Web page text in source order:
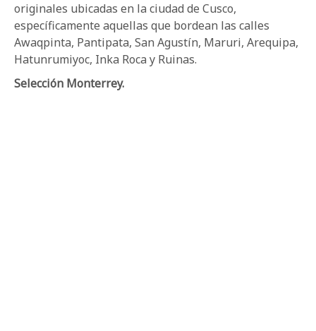
originales ubicadas en la ciudad de Cusco,
específicamente aquellas que bordean las calles
Awaqpinta, Pantipata, San Agustín, Maruri, Arequipa,
Hatunrumiyoc, Inka Roca y Ruinas.
Selección Monterrey.